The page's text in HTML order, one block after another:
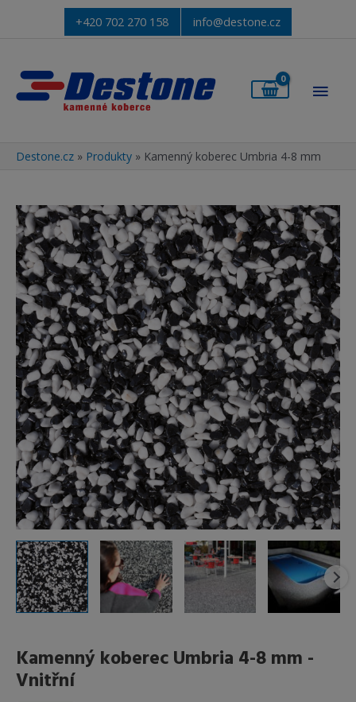
+420 702 270 158 info@destone.cz
Destone.cz » Produkty » Kamenný koberec Umbria 4-8 mm
Kamenný koberec Umbria 4-8 mm -
Vnitřní